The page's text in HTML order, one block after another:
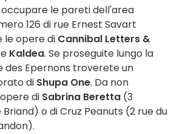
le pareti dell'area
126 di rue Ernest Savart
opere di Cannibal Letters &
e Kaldea. Se proseguite lungo la
des Epernons troverete un
di Shupa One. Da non
di Sabrina Beretta (3
o di Cruz Peanuts (2 rue du